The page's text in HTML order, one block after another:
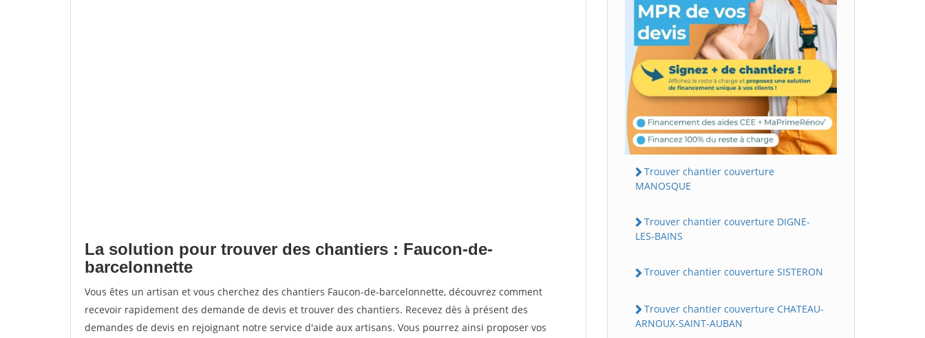
La solution pour trouver des chantiers : Faucon-de-
barcelonnette
Vous êtes un artisan et vous cherchez des chantiers Faucon-de-barcelonnette, découvrez comment
recevoir rapidement des demande de devis et trouver des chantiers. Recevez dès à présent des
demandes de devis en rejoignant notre service d'aide aux artisans. Vous pourrez ainsi proposer vos
Trouver chantier couverture
MANOSQUE
Trouver chantier couverture DIGNE-
LES-BAINS
Trouver chantier couverture SISTERON
Trouver chantier couverture CHATEAU-
ARNOUX-SAINT-AUBAN